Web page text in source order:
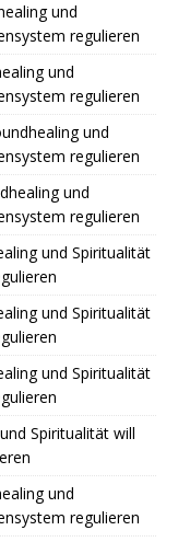
und
regulieren
und
regulieren
und
regulieren
und
regulieren
und Spiritualität
und Spiritualität
und Spiritualität
Spiritualität will
und
regulieren